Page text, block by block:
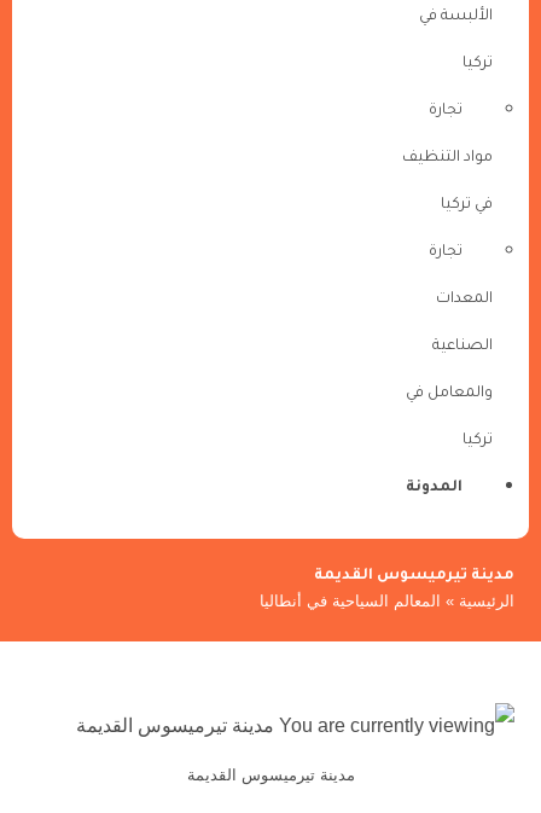
الألبسة في
تركيا
تجارة
مواد التنظيف
في تركيا
تجارة
المعدات
الصناعية
والمعامل في
تركيا
المدونة
مدينة تيرميسوس القديمة
الرئيسية» المعالم السياحية في أنطاليا
مدينة تيرميسوس القديمة